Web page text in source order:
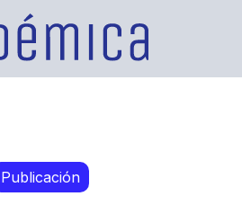
Publicación